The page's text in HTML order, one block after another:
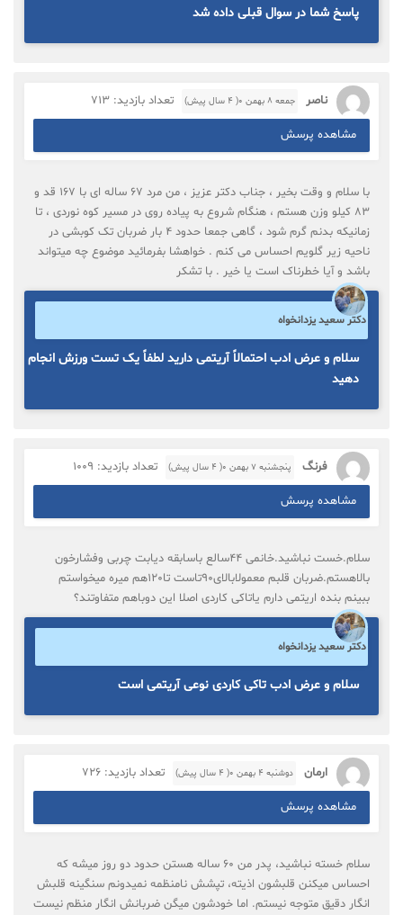
پاسخ شما در سوال قبلی داده شد
ناصر جمعه ۸ بهمن ۰( 4 سال پیش) تعداد بازدید: 713
مشاهده پرسش
با سلام و وقت بخیر ، جناب دکتر عزیز ، من مرد 67 ساله ای با 167 قد و
83 کیلو وزن هستم ، هنگام شروع به پیاده روی در مسیر کوه نوردی ، تا
زمانیکه بدنم گرم شود ، گاهی جمعا حدود 4 بار ضربان تک کوبشی در
ناحیه زیر گلویم احساس می کنم . خواهشا بفرمائید موضوع چه میتواند
باشد و آیا خطرناک است یا خیر . با تشکر
دکتر سعید یزدانخواه
سلام و عرض ادب احتمالاً آریتمی دارید لطفاً یک تست ورزش انجام
دهید
فرنگ پنجشنبه ۷ بهمن ۰( 4 سال پیش) تعداد بازدید: 1009
مشاهده پرسش
سلام.خست نباشید.خانمی 44سالع باسابقه دیابت چربی وفشارخون
بالاهستم.ضربان قلبم معمولابالای90تاست تا120هم میره میخواستم
ببینم بنده اریتمی دارم یاتاکی کاردی اصلا این دوباهم متفاوتند؟
دکتر سعید یزدانخواه
سلام و عرض ادب تاکی کاردی نوعی آریتمی است
ارمان دوشنبه ۴ بهمن ۰( 4 سال پیش) تعداد بازدید: 726
مشاهده پرسش
سلام خسته نباشید، پدر من 60 ساله هستن حدود دو روز میشه که
احساس میکنن قلبشون اذیته، تپشش نامنظمه نمیدونم سنگینه قلبش
انگار دقیق متوجه نیستم. اما خودشون میگن ضربانش انگار منظم نیست